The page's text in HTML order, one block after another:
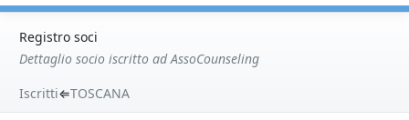
Registro soci
Dettaglio socio iscritto ad AssoCounseling
Iscritti⇐TOSCANA